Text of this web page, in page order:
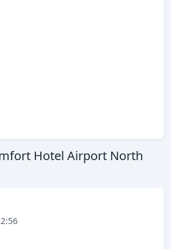
Hotel Airport North